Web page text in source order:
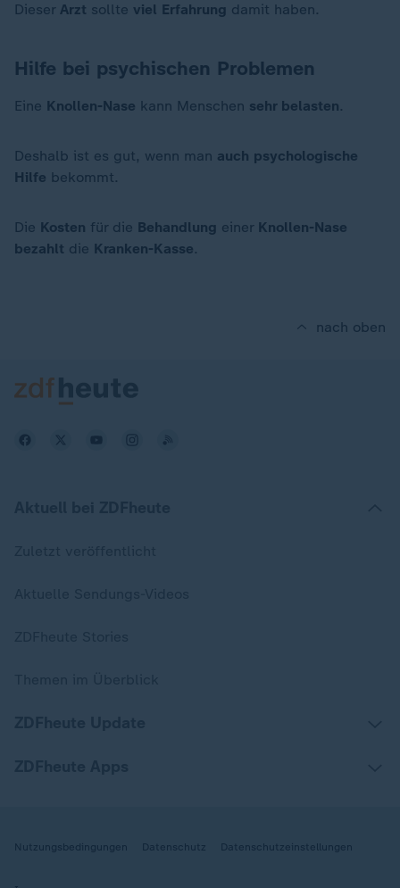
Dieser Arzt sollte viel Erfahrung damit haben.
Hilfe bei psychischen Problemen
Eine Knollen-Nase kann Menschen sehr belasten.
Deshalb ist es gut, wenn man auch psychologische
Hilfe bekommt.
Die Kosten für die Behandlung einer Knollen-Nase
bezahlt die Kranken-Kasse.
nach oben
Nutzungsbedingungen Datenschutz Datenschutzeinstellungen